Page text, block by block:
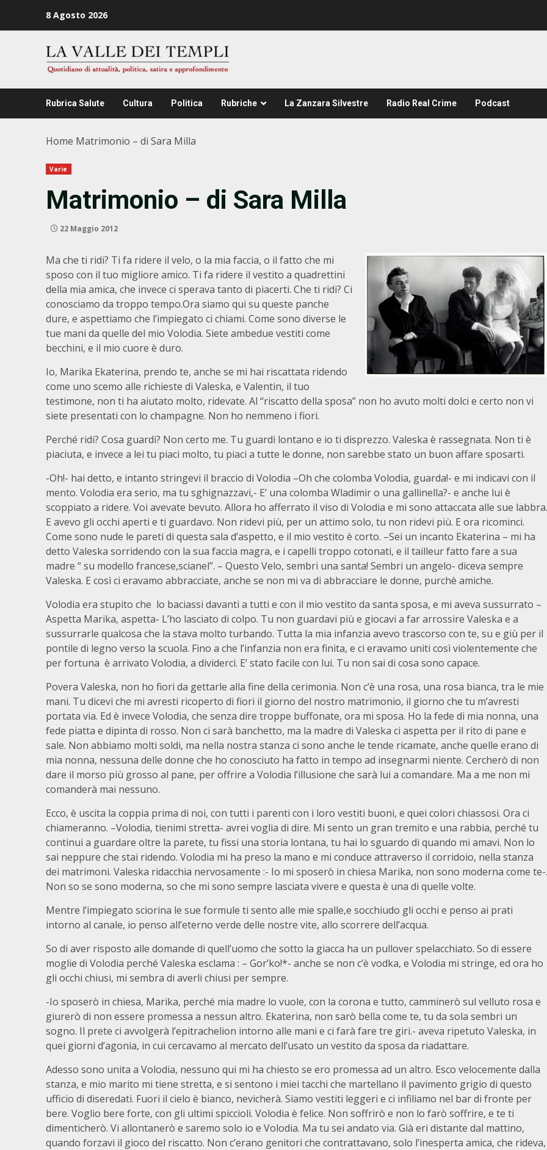
8 Agosto 2026
Rubrica Salute Cultura Politica Rubriche La Zanzara Silvestre Radio Real Crime Podcast
Home Matrimonio – di Sara Milla
Varie
Matrimonio – di Sara Milla
22 Maggio 2012
Ma che ti ridi? Ti fa ridere il velo, o la mia faccia, o il fatto che mi
sposo con il tuo migliore amico. Ti fa ridere il vestito a quadrettini
della mia amica, che invece ci sperava tanto di piacerti. Che ti ridi? Ci
conosciamo da troppo tempo.Ora siamo qui su queste panche
dure, e aspettiamo che l’impiegato ci chiami. Come sono diverse le
tue mani da quelle del mio Volodia. Siete ambedue vestiti come
becchini, e il mio cuore è duro.
Io, Marika Ekaterina, prendo te, anche se mi hai riscattata ridendo
come uno scemo alle richieste di Valeska, e Valentin, il tuo
testimone, non ti ha aiutato molto, ridevate. Al “riscatto della sposa” non ho avuto molti dolci e certo non vi
siete presentati con lo champagne. Non ho nemmeno i fiori.
Perché ridi? Cosa guardi? Non certo me. Tu guardi lontano e io ti disprezzo. Valeska è rassegnata. Non ti è
piaciuta, e invece a lei tu piaci molto, tu piaci a tutte le donne, non sarebbe stato un buon affare sposarti.
-Oh!- hai detto, e intanto stringevi il braccio di Volodia –Oh che colomba Volodia, guarda!- e mi indicavi con il
mento. Volodia era serio, ma tu sghignazzavi,- E’ una colomba Wladimir o una gallinella?- e anche lui è
scoppiato a ridere. Voi avevate bevuto. Allora ho afferrato il viso di Volodia e mi sono attaccata alle sue labbra.
E avevo gli occhi aperti e ti guardavo. Non ridevi più, per un attimo solo, tu non ridevi più. E ora ricominci.
Come sono nude le pareti di questa sala d’aspetto, e il mio vestito è corto. –Sei un incanto Ekaterina – mi ha
detto Valeska sorridendo con la sua faccia magra, e i capelli troppo cotonati, e il tailleur fatto fare a sua
madre “ su modello francese,scianel”. – Questo Velo, sembri una santa! Sembri un angelo- diceva sempre
Valeska. E così ci eravamo abbracciate, anche se non mi va di abbracciare le donne, purchè amiche.
Volodia era stupito che lo baciassi davanti a tutti e con il mio vestito da santa sposa, e mi aveva sussurrato –
Aspetta Marika, aspetta- L’ho lasciato di colpo. Tu non guardavi più e giocavi a far arrossire Valeska e a
sussurrarle qualcosa che la stava molto turbando. Tutta la mia infanzia avevo trascorso con te, su e giù per il
pontile di legno verso la scuola. Fino a che l’infanzia non era finita, e ci eravamo uniti così violentemente che
per fortuna è arrivato Volodia, a dividerci. E’ stato facile con lui. Tu non sai di cosa sono capace.
Povera Valeska, non ho fiori da gettarle alla fine della cerimonia. Non c’è una rosa, una rosa bianca, tra le mie
mani. Tu dicevi che mi avresti ricoperto di fiori il giorno del nostro matrimonio, il giorno che tu m’avresti
portata via. Ed è invece Volodia, che senza dire troppe buffonate, ora mi sposa. Ho la fede di mia nonna, una
fede piatta e dipinta di rosso. Non ci sarà banchetto, ma la madre di Valeska ci aspetta per il rito di pane e
sale. Non abbiamo molti soldi, ma nella nostra stanza ci sono anche le tende ricamate, anche quelle erano di
mia nonna, nessuna delle donne che ho conosciuto ha fatto in tempo ad insegnarmi niente. Cercherò di non
dare il morso più grosso al pane, per offrire a Volodia l’illusione che sarà lui a comandare. Ma a me non mi
comanderà mai nessuno.
Ecco, è uscita la coppia prima di noi, con tutti i parenti con i loro vestiti buoni, e quei colori chiassosi. Ora ci
chiameranno. –Volodia, tienimi stretta- avrei voglia di dire. Mi sento un gran tremito e una rabbia, perché tu
continui a guardare oltre la parete, tu fissi una storia lontana, tu hai lo sguardo di quando mi amavi. Non lo
sai neppure che stai ridendo. Volodia mi ha preso la mano e mi conduce attraverso il corridoio, nella stanza
dei matrimoni. Valeska ridacchia nervosamente :- Io mi sposerò in chiesa Marika, non sono moderna come te-.
Non so se sono moderna, so che mi sono sempre lasciata vivere e questa è una di quelle volte.
Mentre l’impiegato sciorina le sue formule ti sento alle mie spalle,e socchiudo gli occhi e penso ai prati
intorno al canale, io penso all’eterno verde delle nostre vite, allo scorrere dell’acqua.
So di aver risposto alle domande di quell’uomo che sotto la giacca ha un pullover spelacchiato. So di essere
moglie di Volodia perché Valeska esclama : – Gor’ko!*- anche se non c’è vodka, e Volodia mi stringe, ed ora ho
gli occhi chiusi, mi sembra di averli chiusi per sempre.
-Io sposerò in chiesa, Marika, perché mia madre lo vuole, con la corona e tutto, camminerò sul velluto rosa e
giurerò di non essere promessa a nessun altro. Ekaterina, non sarò bella come te, tu da sola sembri un
sogno. Il prete ci avvolgerà l’epitrachelion intorno alle mani e ci farà fare tre giri.- aveva ripetuto Valeska, in
quei giorni d’agonia, in cui cercavamo al mercato dell’usato un vestito da sposa da riadattare.
Adesso sono unita a Volodia, nessuno qui mi ha chiesto se ero promessa ad un altro. Esco velocemente dalla
stanza, e mio marito mi tiene stretta, e si sentono i miei tacchi che martellano il pavimento grigio di questo
ufficio di diseredati. Fuori il cielo è bianco, nevicherà. Siamo vestiti leggeri e ci infiliamo nel bar di fronte per
bere. Voglio bere forte, con gli ultimi spiccioli. Volodia è felice. Non soffrirò e non lo farò soffrire, e te ti
dimenticherò. Vi allontanerò e saremo solo io e Volodia. Ma tu sei andato via. Già eri distante dal mattino,
quando forzavi il gioco del riscatto. Non c’erano genitori che contrattavano, solo l’inesperta amica, che rideva,